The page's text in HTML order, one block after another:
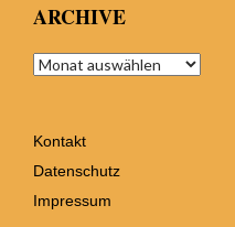
ARCHIVE
Archive
Kontakt
Datenschutz
Impressum